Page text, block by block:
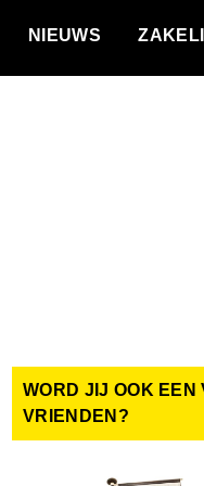
NIEUWS
WORD JIJ OOK EEN
VRIENDEN?